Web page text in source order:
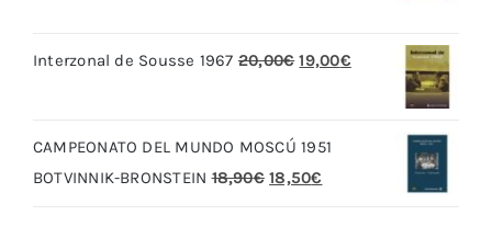
era:
es:
Interzonal de Sousse 1967 20,00€ El
era:
20,00€.
19,00€El
CAMPEONATO DEL MUNDO MOSCÚ 1951
BOTVINNIK-BRONSTEIN 18,90€ El
18,50€